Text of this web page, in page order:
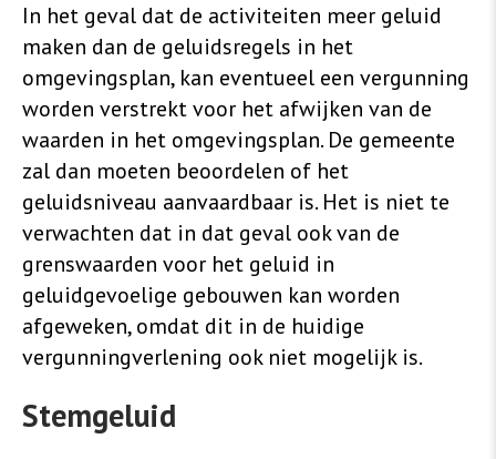
In het geval dat de activiteiten meer geluid
maken dan de geluidsregels in het
omgevingsplan, kan eventueel een vergunning
worden verstrekt voor het afwijken van de
waarden in het omgevingsplan. De gemeente
zal dan moeten beoordelen of het
geluidsniveau aanvaardbaar is. Het is niet te
verwachten dat in dat geval ook van de
grenswaarden voor het geluid in
geluidgevoelige gebouwen kan worden
afgeweken, omdat dit in de huidige
vergunningverlening ook niet mogelijk is.
Stemgeluid